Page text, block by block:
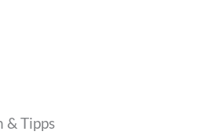
& Tipps